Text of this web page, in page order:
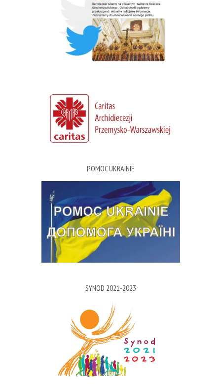
POMOC UKRAINIE
SYNOD 2021-2023